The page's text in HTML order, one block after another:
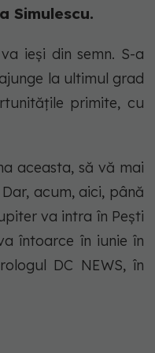
Simulescu.
ieși din semn. S-a
la ultimul grad
primite, cu
aceasta, să vă mai
acum, aici, până
va intra în Pești
întoarce în iunie în
DC NEWS, în